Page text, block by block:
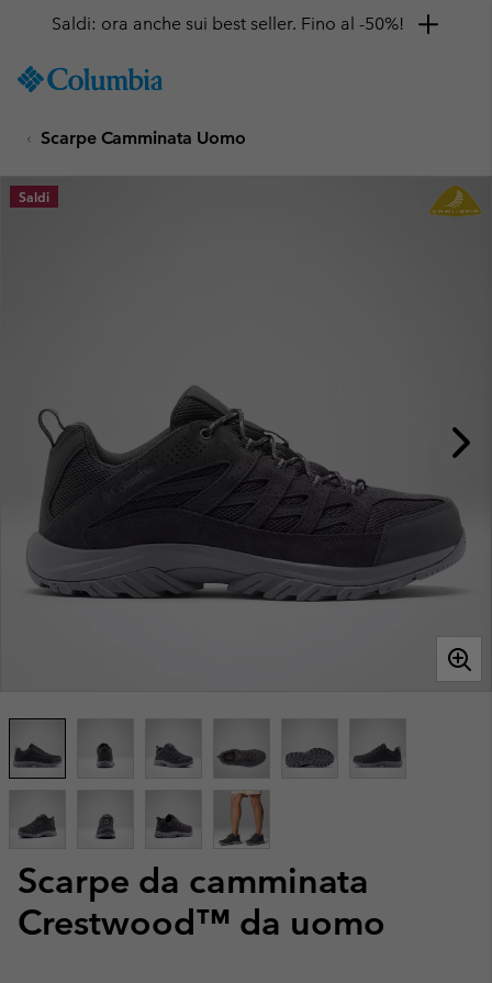
TO
SKIP
MAIN
NAV
Saldi: ora anche sui best seller. Fino al -50%!
Scarpe Camminata Uomo
Scarpe da camminata
Crestwood™ da uomo
Saldi